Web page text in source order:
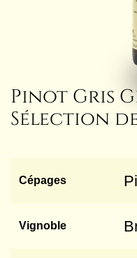
Pinot Gris
Sélection
Cépages
Vignoble